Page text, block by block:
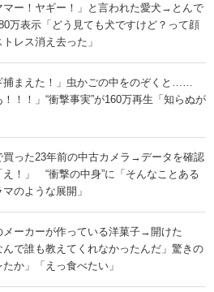
マー！ヤギー！」と言われた愛犬→とんで
万表示「どう見ても犬ですけど？って顔
レス消え去った」
捕まえた！」虫かごの中をのぞくと……
！！！」“衝撃事実”が160万再生「知らぬが
買った23年前の中古カメラ→データを確認
！」 “衝撃の中身”に「そんなことある
のような展開」
メーカーが作っている洋菓子→開けた
誰も教えてくれなかったんだ」驚きの
か」「えっ食べたい」